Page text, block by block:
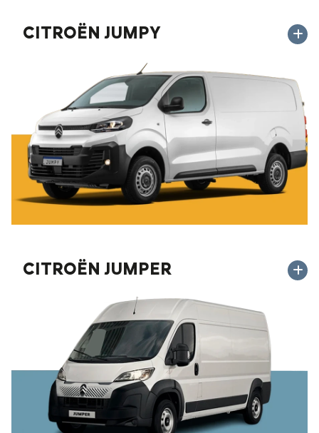
CITROËN JUMPY
CITROËN JUMPER